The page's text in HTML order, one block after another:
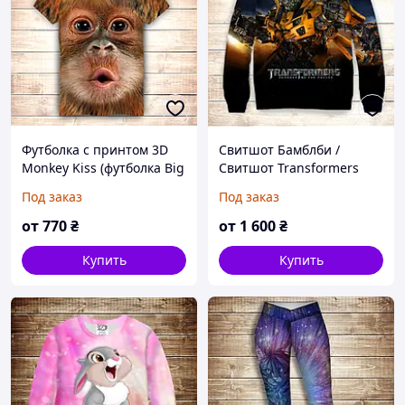
Футболка с принтом 3D
Monkey Kiss (футболка Big
Премиум ткань
Под заказ
от770₴
Купить
Свитшот Бамблби /
Свитшот Transformers
Премиум ткань
Под заказ
от 1 600₴
Купить